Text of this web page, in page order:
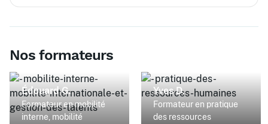
Nos formateurs
Édouard G.
Formateur en mobilité
interne, mobilité
Yves D.
Formateur en pratique
des ressources